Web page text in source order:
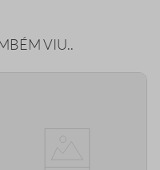
VIU..